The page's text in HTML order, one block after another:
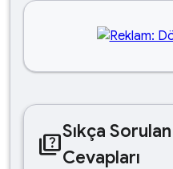
quizSıkça
Cevapları